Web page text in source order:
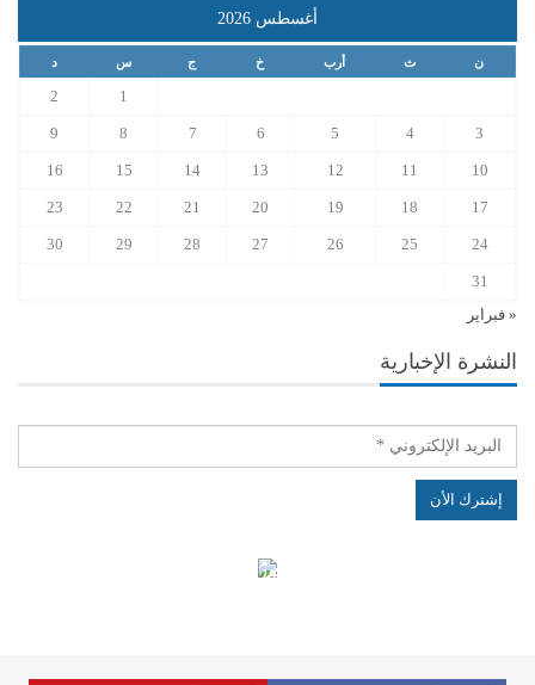
أغسطس 2026
ن ث أرب خ ج س د
1
2
3
4
5
6
7
8
9
10
11
12
13
14
15
16
17
18
19
20
21
22
23
24
25
26
27
28
29
30
31
« فبراير
النشرة الإخبارية
الهياكل الخاضعة لقانون النفاذ إلى المعلومة